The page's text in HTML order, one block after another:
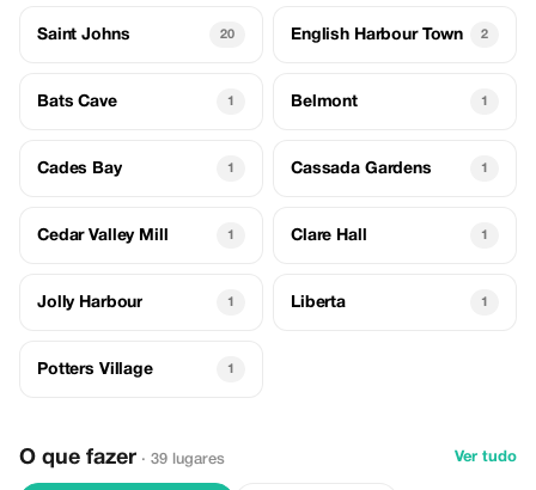
Saint Johns 20 English Harbour Town 2
Bats Cave 1 Belmont 1
Cades Bay 1 Cassada Gardens 1
Cedar Valley Mill 1 Clare Hall 1
Jolly Harbour 1 Liberta 1
Potters Village 1
O que fazer · 39 lugares Ver tudo